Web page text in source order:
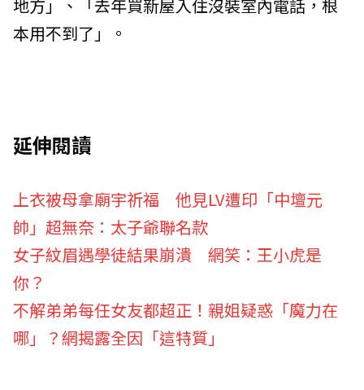
地方」、「去年買新屋入住沒裝室內電話，根
本用不到了」。
延伸閱讀
上衣被母拿廟宇祈福 他見LV遭印「中壇元
帥」超無奈：太子爺聯名款
女子紋眉遇學徒結果崩潰 網笑：王小虎是
你？
不解弟弟每任女友都超正！親姐疑惑「魔力在
哪」？網揭露全因「這特質」